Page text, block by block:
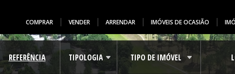
COMPRAR VENDER ARRENDAR IMÓVEIS DE OCASIÃO